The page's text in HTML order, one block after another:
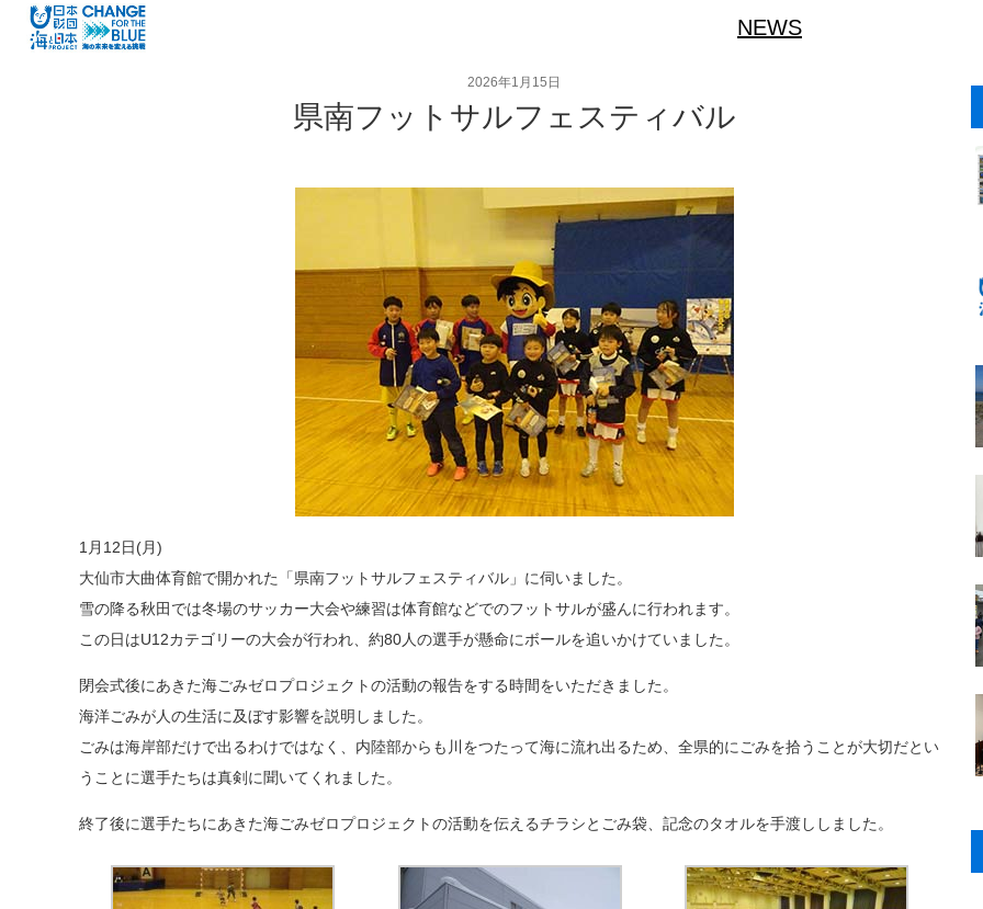
NEWS
2026年1月15日
県南フットサルフェスティバル
1月12日(月)
大仙市大曲体育館で開かれた「県南フットサルフェスティバル」に伺いました。
雪の降る秋田では冬場のサッカー大会や練習は体育館などでのフットサルが盛んに行われます。
この日はU12カテゴリーの大会が行われ、約80人の選手が懸命にボールを追いかけていました。
閉会式後にあきた海ごみゼロプロジェクトの活動の報告をする時間をいただきました。
海洋ごみが人の生活に及ぼす影響を説明しました。
ごみは海岸部だけで出るわけではなく、内陸部からも川をつたって海に流れ出るため、全県的にごみを拾うことが大切だとい
うことに選手たちは真剣に聞いてくれました。
終了後に選手たちにあきた海ごみゼロプロジェクトの活動を伝えるチラシとごみ袋、記念のタオルを手渡ししました。